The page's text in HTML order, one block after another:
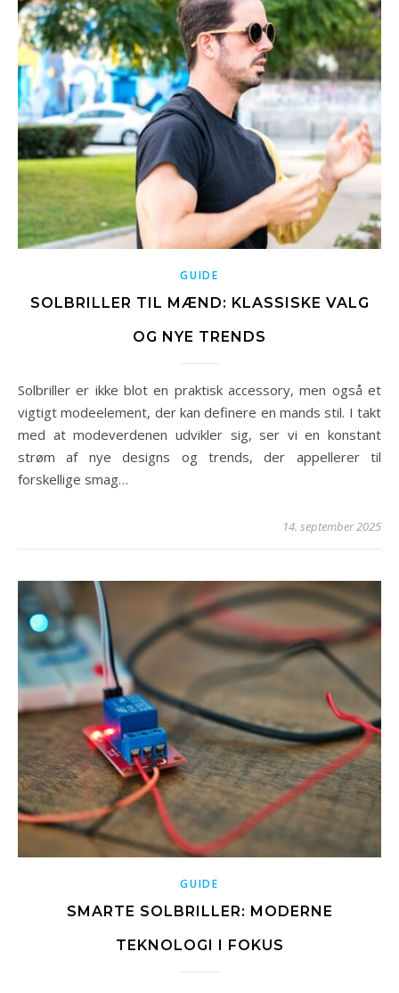
GUIDE
SOLBRILLER TIL MÆND: KLASSISKE VALG
OG NYE TRENDS
Solbriller er ikke blot en praktisk accessory, men også et
vigtigt modeelement, der kan definere en mands stil. I takt
med at modeverdenen udvikler sig, ser vi en konstant
strøm af nye designs og trends, der appellerer til
forskellige smag…
14. september 2025
GUIDE
SMARTE SOLBRILLER: MODERNE
TEKNOLOGI I FOKUS